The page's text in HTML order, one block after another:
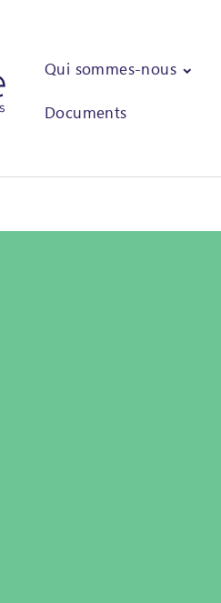
Qui sommes-nous
Documents
de la solution de production